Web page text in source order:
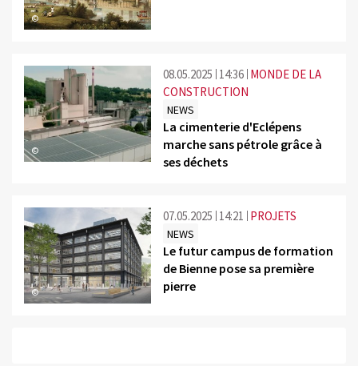
©
©
08.05.2025 14:36 MONDE DE LA
CONSTRUCTION
NEWS
La cimenterie d'Eclépens
marche sans pétrole grâce à
ses déchets
©
07.05.2025 14:21 PROJETS
NEWS
Le futur campus de formation
de Bienne pose sa première
pierre